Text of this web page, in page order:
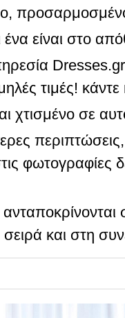
ένα είναι στο
τιμές! κάντε
χτισμένο σε
φωτογραφίες
και στη